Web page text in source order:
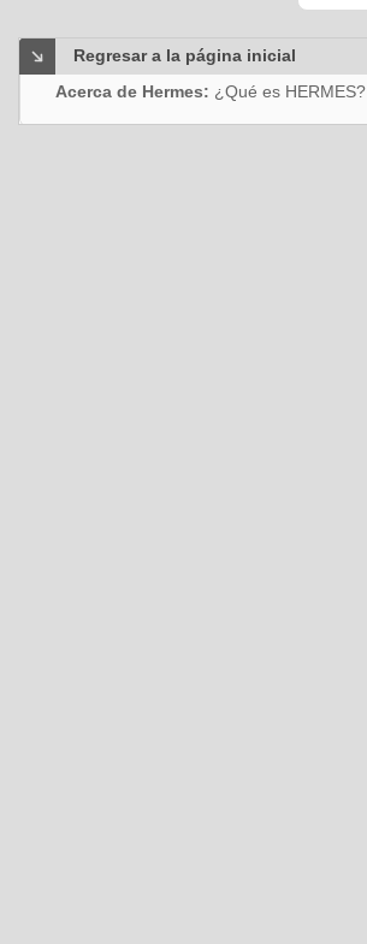
Regresar a la página inicial
Acerca de Hermes: ¿Qué es HERMES?